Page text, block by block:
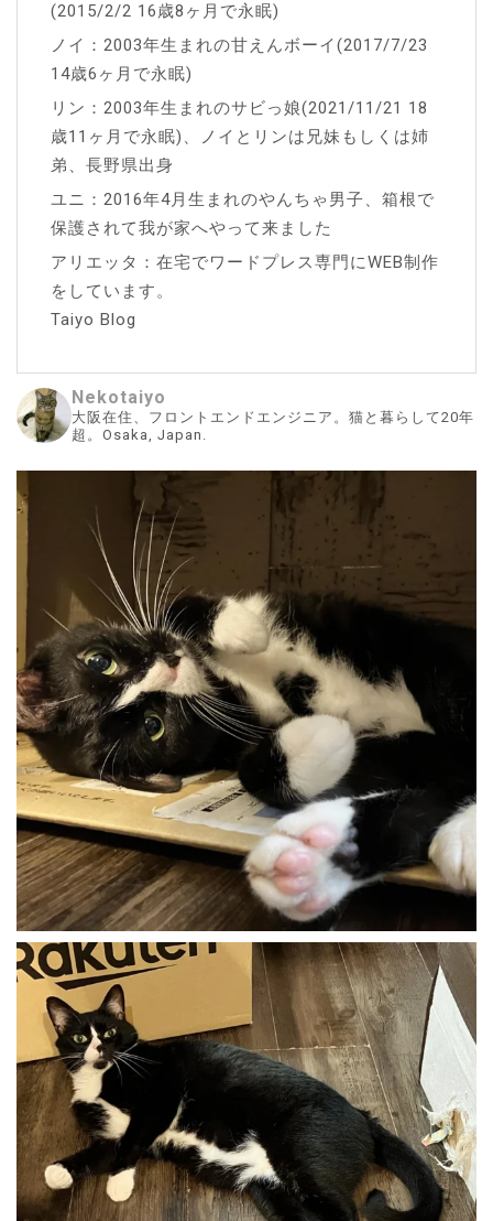
(2015/2/2 16歳8ヶ月で永眠)
ノイ：2003年生まれの甘えんボーイ(2017/7/23
14歳6ヶ月で永眠)
リン：2003年生まれのサビっ娘(2021/11/21 18
歳11ヶ月で永眠)、ノイとリンは兄妹もしくは姉
弟、長野県出身
ユニ：2016年4月生まれのやんちゃ男子、箱根で
保護されて我が家へやって来ました
アリエッタ：在宅でワードプレス専門にWEB制作
をしています。
Taiyo Blog
Nekotaiyo
大阪在住、フロントエンドエンジニア。猫と暮らして20年
超。Osaka, Japan.